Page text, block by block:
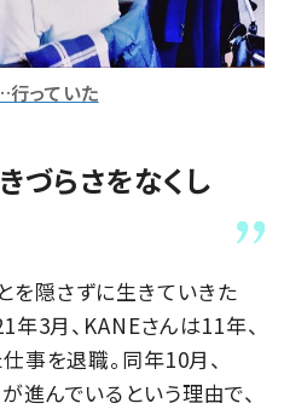
っていた
づらさをなくし
を隠さずに生きていきた
年3月、KANEさんは11年、
事を退職。同年10月、
進んでいるという理由で、